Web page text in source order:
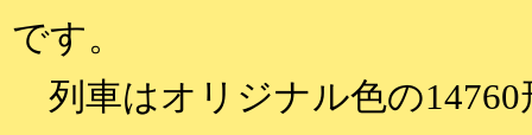
です。
列車はオリジナル色の